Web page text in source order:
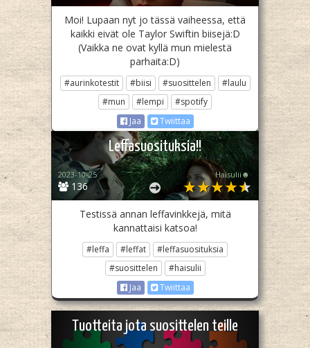
Moi! Lupaan nyt jo tässä vaiheessa, että
kaikki eivät ole Taylor Swiftin biisejä:D
(Vaikka ne ovat kyllä mun mielestä
parhaita:D)
#aurinkotestit #biisi #suosittelen
#laulu
#mun
#lempi
#spotify
Jaa
Twiittaa
Leffasuosituksia!!
136
2023-10-25 Haisulii☻️
Testissä annan leffavinkkejä, mitä
kannattaisi katsoa!
#leffa #leffat
#leffasuosituksia
#suosittelen
#haisulii
Jaa
Twiittaa
Tuotteita jota suosittelen teille